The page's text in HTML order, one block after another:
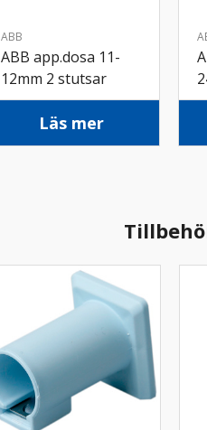
ABB
ABB app.dosa 11-
12mm 2 stutsar
Läs mer